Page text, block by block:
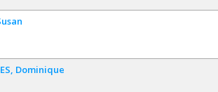
Dominique